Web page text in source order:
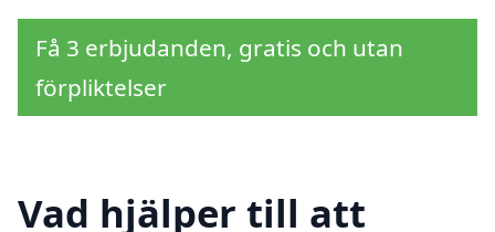
Få 3 erbjudanden, gratis och utan
förpliktelser
Vad hjälper till att